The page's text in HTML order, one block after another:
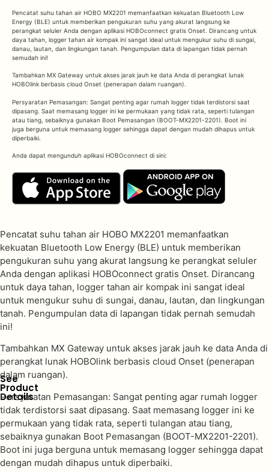
Pencatat suhu tahan air HOBO MX2201 memanfaatkan kekuatan Bluetooth Low
Energy (BLE) untuk memberikan pengukuran suhu yang akurat langsung ke
perangkat seluler Anda dengan aplikasi HOBOconnect gratis Onset. Dirancang untuk
daya tahan, logger tahan air kompak ini sangat ideal untuk mengukur suhu di sungai,
danau, lautan, dan lingkungan tanah. Pengumpulan data di lapangan tidak pernah
semudah ini!
Tambahkan MX Gateway untuk akses jarak jauh ke data Anda di perangkat lunak
HOBOlink berbasis cloud Onset (penerapan dalam ruangan).
Persyaratan Pemasangan: Sangat penting agar rumah logger tidak terdistorsi saat
dipasang. Saat memasang logger ini ke permukaan yang tidak rata, seperti tulangan
atau tiang, sebaiknya gunakan Boot Pemasangan (BOOT-MX2201-2201). Boot ini
juga berguna untuk memasang logger sehingga dapat dengan mudah dihapus untuk
diperbaiki.
Anda dapat mengunduh aplikasi HOBOconnect di sini:
See
Product
Details
Pencatat suhu tahan air HOBO MX2201 memanfaatkan
kekuatan Bluetooth Low Energy (BLE) untuk memberikan
pengukuran suhu yang akurat langsung ke perangkat seluler
Anda dengan aplikasi HOBOconnect gratis Onset. Dirancang
untuk daya tahan, logger tahan air kompak ini sangat ideal
untuk mengukur suhu di sungai, danau, lautan, dan lingkungan
tanah. Pengumpulan data di lapangan tidak pernah semudah
ini!
Tambahkan MX Gateway untuk akses jarak jauh ke data Anda di
perangkat lunak HOBOlink berbasis cloud Onset (penerapan
dalam ruangan).
Persyaratan Pemasangan: Sangat penting agar rumah logger
tidak terdistorsi saat dipasang. Saat memasang logger ini ke
permukaan yang tidak rata, seperti tulangan atau tiang,
sebaiknya gunakan Boot Pemasangan (BOOT-MX2201-2201).
Boot ini juga berguna untuk memasang logger sehingga dapat
dengan mudah dihapus untuk diperbaiki.